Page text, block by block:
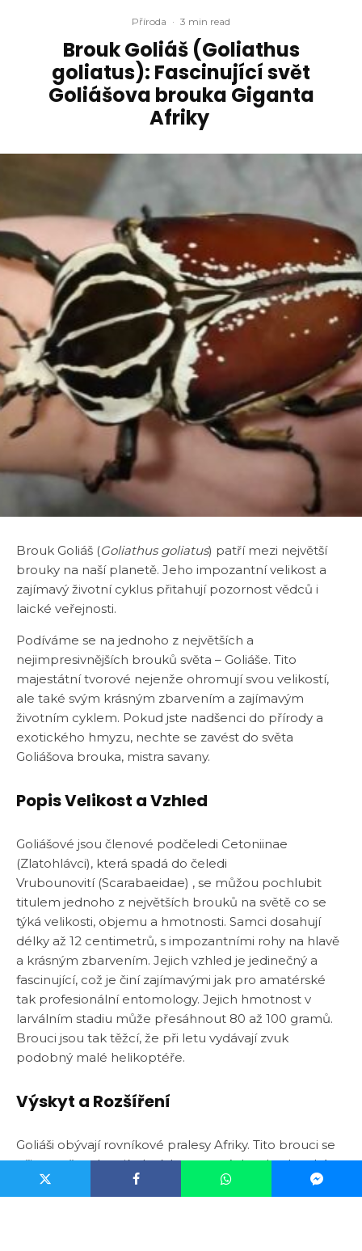
Příroda · 3 min read
Brouk Goliáš (Goliathus
goliatus): Fascinující svět
Goliášova brouka Giganta
Afriky
Brouk Goliáš (Goliathus goliatus) patří mezi největší
brouky na naší planetě. Jeho impozantní velikost a
zajímavý životní cyklus přitahují pozornost vědců i
laické veřejnosti.
Podíváme se na jednoho z největších a
nejimpresivnějších brouků světa – Goliáše. Tito
majestátní tvorové nejenže ohromují svou velikostí,
ale také svým krásným zbarvením a zajímavým
životním cyklem. Pokud jste nadšenci do přírody a
exotického hmyzu, nechte se zavést do světa
Goliášova brouka, mistra savany.
Popis Velikost a Vzhled
Goliášové jsou členové podčeledi Cetoniinae
(Zlatohlávci), která spadá do čeledi
Vrubounovití (Scarabaeidae) , se můžou pochlubit
titulem jednoho z největších brouků na světě co se
týká velikosti, objemu a hmotnosti. Samci dosahují
délky až 12 centimetrů, s impozantními rohy na hlavě
a krásným zbarvením. Jejich vzhled je jedinečný a
fascinující, což je činí zajímavými jak pro amatérské
tak profesionální entomology. Jejich hmotnost v
larválním stadiu může přesáhnout 80 až 100 gramů.
Brouci jsou tak těžcí, že při letu vydávají zvuk
podobný malé helikoptéře.
Výskyt a Rozšíření
Goliáši obývají rovníkové pralesy Afriky. Tito brouci se
přirozeně vyskytují v lesích a savanách subsaharské
Afriky, zejména v oblastech západního a středního